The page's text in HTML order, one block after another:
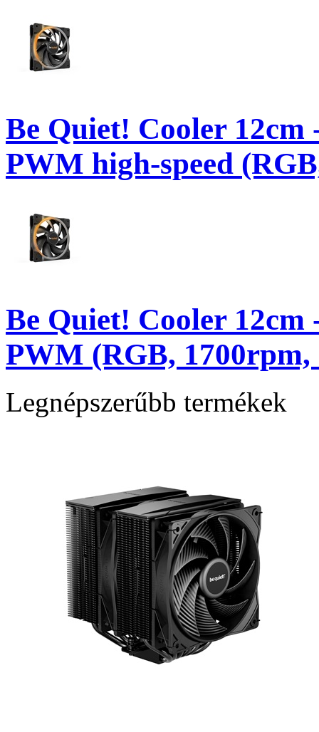
Be Quiet! Cooler
PWM high-speed
Be Quiet! Cooler
PWM (RGB, 1700rpm,
Legnépszerűbb termékek